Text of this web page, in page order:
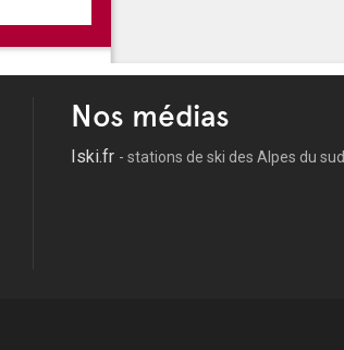
Nos médias
Iski.fr - stations de ski des Alpes du sud